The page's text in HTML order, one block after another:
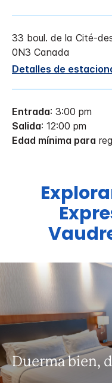
33 boul. de la Cité-
0N3 Canada
Detalles de
Entrada: 3:00 pm
Salida: 12:00 pm
Edad mínima para
Duerma bien,